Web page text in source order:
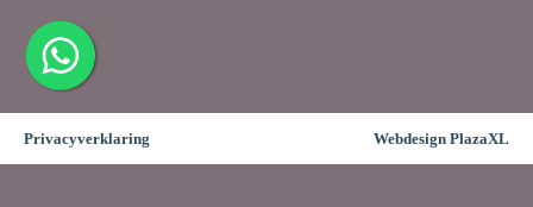
Privacyverklaring Webdesign PlazaXL